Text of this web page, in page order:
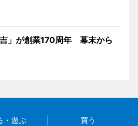
」が創業170周年 幕末から
・遊ぶ 買う